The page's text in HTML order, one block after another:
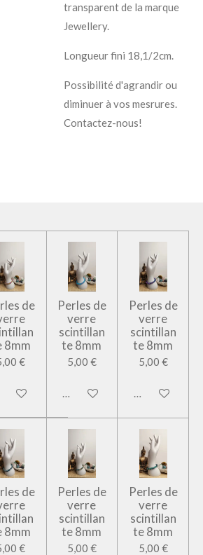
transparent de la marque
Jewellery.
Longueur fini 18,1/2cm.
Possibilité d'agrandir ou
diminuer à vos mesrures.
Contactez-nous!
de
8mm
€
au panier
Perles de
verre
scintillan
te 8mm
5,00 €
Ajouter au panier
Perles de
verre
scintillan
te 8mm
5,00 €
Ajouter au
de
8mm
€
Perles de
verre
scintillan
te 8mm
5,00 €
Perles de
verre
scintillan
te 8mm
5,00 €